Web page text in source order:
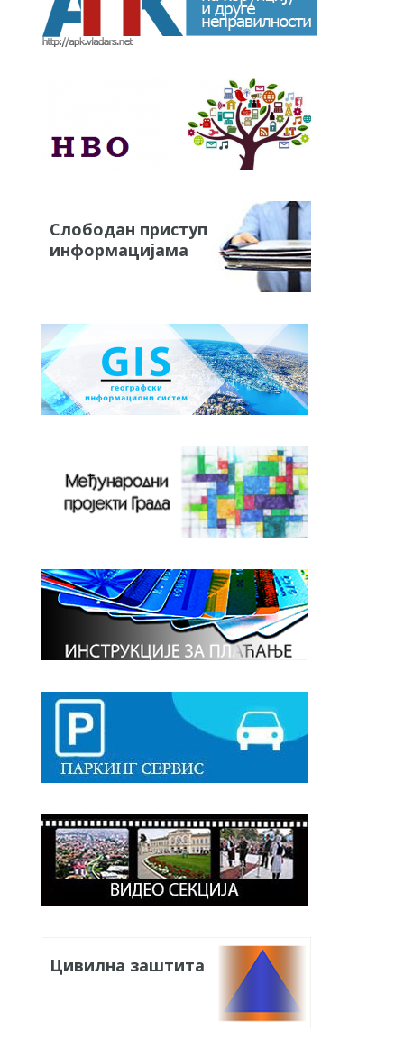
Слободан приступ
информацијама
Цивилна заштита